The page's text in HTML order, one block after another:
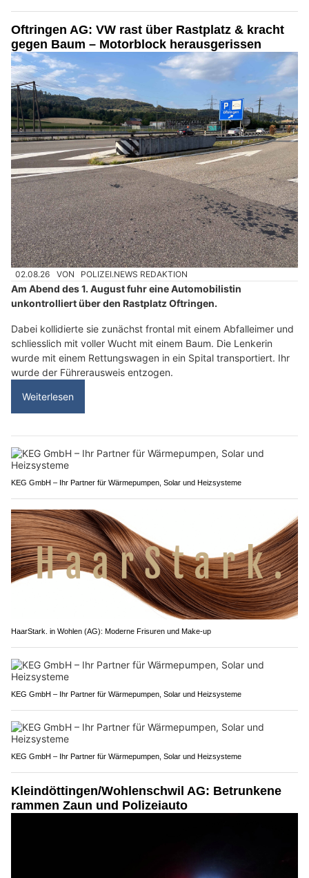
Oftringen AG: VW rast über Rastplatz & kracht
gegen Baum – Motorblock herausgerissen
02.08.26 VON POLIZEI.NEWS REDAKTION
Am Abend des 1. August fuhr eine Automobilistin
unkontrolliert über den Rastplatz Oftringen.
Dabei kollidierte sie zunächst frontal mit einem Abfalleimer und
schliesslich mit voller Wucht mit einem Baum. Die Lenkerin
wurde mit einem Rettungswagen in ein Spital transportiert. Ihr
wurde der Führerausweis entzogen.
Weiterlesen
KEG GmbH – Ihr Partner für Wärmepumpen, Solar und Heizsysteme
HaarStark. in Wohlen (AG): Moderne Frisuren und Make-up
KEG GmbH – Ihr Partner für Wärmepumpen, Solar und Heizsysteme
KEG GmbH – Ihr Partner für Wärmepumpen, Solar und Heizsysteme
Kleindöttingen/Wohlenschwil AG: Betrunkene
rammen Zaun und Polizeiauto